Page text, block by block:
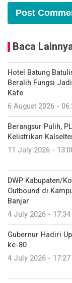
Baca
Hotel Batung
Beralih Fungsi
Kafe
6 August 2026 -
Berangsur Pulih,
Kelistrikan
11 July 2026 -
DWP Kabupaten/
Outbound di
Banjar
4 July 2026 - 17:34
Gubernur Hadiri
ke-80
4 July 2026 - 17:27